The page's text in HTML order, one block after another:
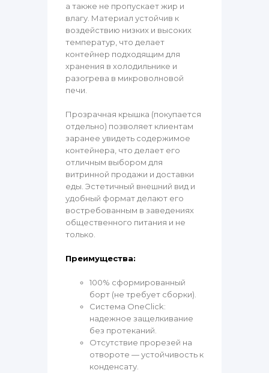
а также не пропускает жир и
влагу. Материал устойчив к
воздействию низких и высоких
температур, что делает
контейнер подходящим для
хранения в холодильнике и
разогрева в микроволновой
печи.
Прозрачная крышка (покупается
отдельно) позволяет клиентам
заранее увидеть содержимое
контейнера, что делает его
отличным выбором для
витринной продажи и доставки
еды. Эстетичный внешний вид и
удобный формат делают его
востребованным в заведениях
общественного питания и не
только.
Преимущества:
100% сформированный
борт (не требует сборки).
Система OneClick:
надежное защелкивание
без протеканий.
Отсутствие прорезей на
отвороте — устойчивость к
конденсату.